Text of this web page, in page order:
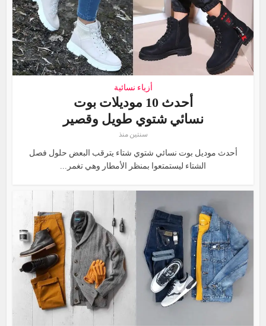
أزياء نسائية
أحدث 10 موديلات بوت
نسائي شتوي طويل وقصير
سنتين منذ
أحدث موديل بوت نسائي شتوي شتاء يترقب البعض حلول فصل
الشتاء ليستمتعوا بمنظر الأمطار وهي تغمر...